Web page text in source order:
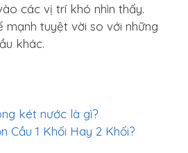
các vị trí khó nhìn thấy.
mạnh tuyệt vời so với những
khác.
két nước là gì?
Cầu 1 Khối Hay 2 Khối?